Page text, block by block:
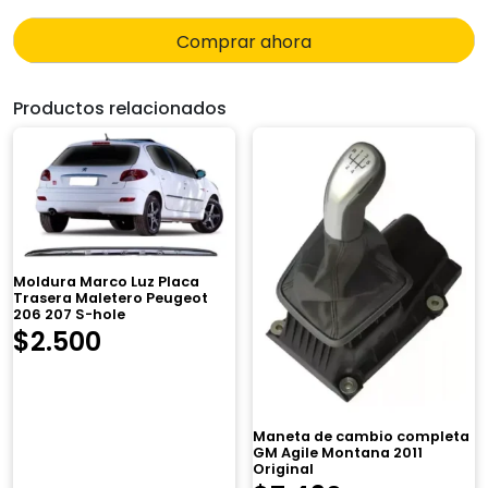
Comprar ahora
Productos relacionados
Moldura Marco Luz Placa
Trasera Maletero Peugeot
206 207 S-hole
$2.500
Maneta de cambio completa
GM Agile Montana 2011
Original